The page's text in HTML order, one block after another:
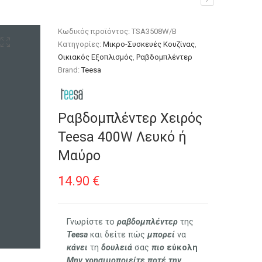
Κωδικός προϊόντος:TSA3508W/B
Κατηγορίες:Μικρο-Συσκευές Κουζίνας,
Οικιακός Εξοπλισμός,Ραβδομπλέντερ
Brand:Teesa
Ραβδομπλέντερ Χειρός
Teesa 400W Λευκό ή
Μαύρο
14.90 €
Γνωρίστε τοραβδομπλέντερ της
Teesa και δείτε πώςμπορεί να
κάνει τηδουλειά σαςπιο εύκολη